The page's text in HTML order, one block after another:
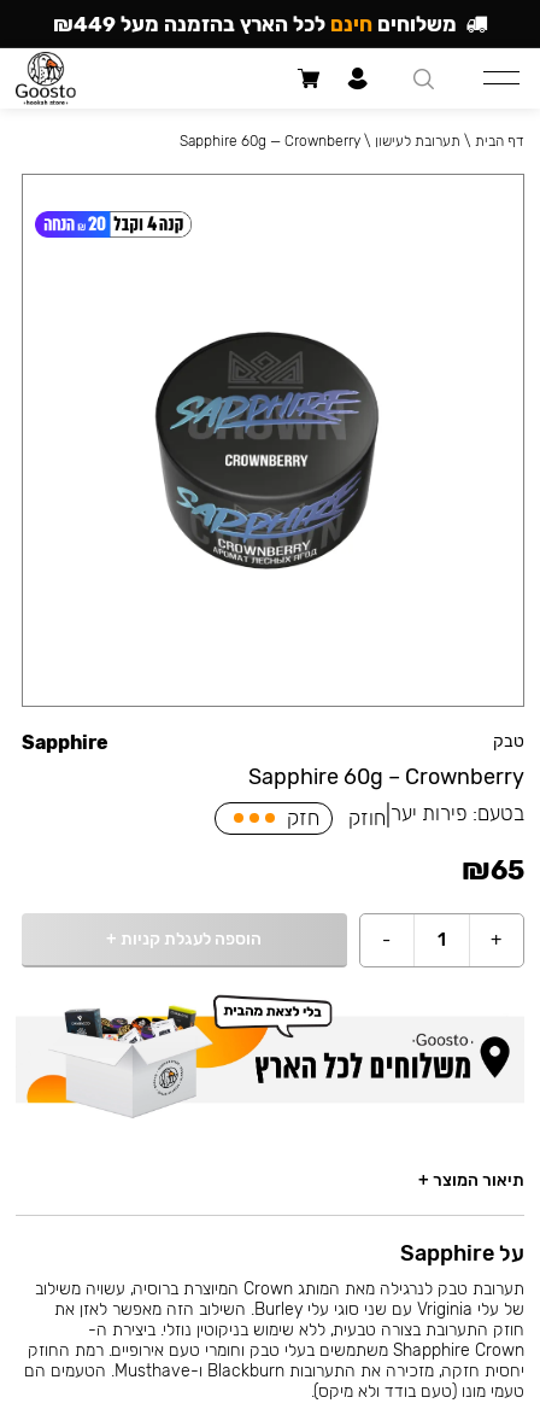
טבק
Sapphire 60g – Crownberry
Sapphire
בטעם: פירות יער חוזק חזק
₪65
+
1
- הוספה לעגלת קניות +
דף הבית \ תערובת לעישון \
Sapphire 60g — Crownberry
תיאור המוצר +
על Sapphire
תערובת טבק לנרגילה מאת המותג Crown המיוצרת ברוסיה, עשויה משילוב
של עלי Vriginia עם שני סוגי עלי Burley. השילוב הזה מאפשר לאזן את
חוזק התערובת בצורה טבעית, ללא שימוש בניקוטין נוזלי. ביצירת ה-
Shapphire Crown משתמשים בעלי טבק וחומרי טעם אירופיים. רמת החוזק
יחסית חזקה, מזכירה את התערובות Blackburn ו-Musthave. הטעמים הם
טעמי מונו (טעם בודד ולא מיקס).
משלוחים חינם לכל הארץ בהזמנה מעל ₪449